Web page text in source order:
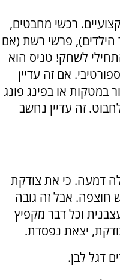
רכשי מחבטים,
הילדים), פרשי רשת (אם
לשחק! טניס הוא
אם זה עדיין
במטקות או בפינג פונג
זה עדיין נחשב
דמעה. כי את צודקת
חוצפה. אבל זה גובה
וכל דבר מקפיץ
יצאת נפסדת.
דגל לבן.